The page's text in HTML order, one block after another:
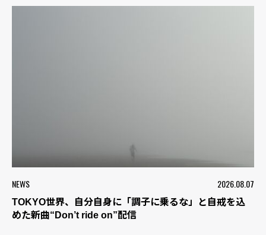
NEWS 2026.08.07
TOKYO世界、自分自身に「調子に乗るな」と自戒を込
めた新曲“Don’t ride on”配信